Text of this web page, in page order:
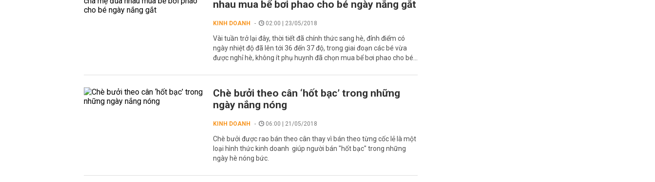
nhau mua bể bơi phao cho bé ngày nắng gắt
KINH DOANH 02:00 | 23/05/2018
Vài tuần trở lại đây, thời tiết đã chính thức sang hè, đỉnh điểm có
ngày nhiệt độ đã lên tới 36 đến 37 độ, trong giai đoạn các bé vừa
được nghỉ hè, không ít phụ huynh đã chọn mua bể bơi phao cho bé...
Chè bưởi theo cân ‘hốt bạc’ trong những
ngày nắng nóng
KINH DOANH 06:00 | 21/05/2018
Chè bưởi được rao bán theo cân thay vì bán theo từng cốc lẻ là một
loại hình thức kinh doanh giúp người bán "hốt bạc" trong những
ngày hè nóng bức.